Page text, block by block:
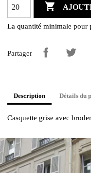

La quantité minimale pour
Partager
Description Détails du
Casquette grise avec